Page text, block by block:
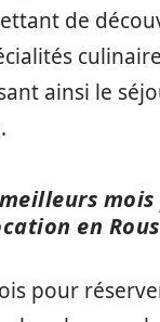
de
ainsi le
en
pour